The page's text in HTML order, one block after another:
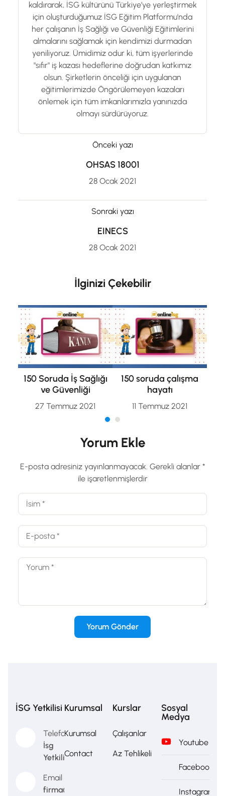
kaldırarak, İSG kültürünü Türkiye’ye yerleştirmek
için oluşturduğumuz İSG Eğitim Platformu'nda
her çalışanın İş Sağlığı ve Güvenliği Eğitimlerini
almalarını sağlamak için kendimizi durmadan
yeniliyoruz. Ümidimiz odur ki, tüm işyerlerinde
"sıfır" iş kazası hedeflerine doğrudan katkımız
olsun. Şirketlerin önceliği için uygulanan
eğitimlerimizde Öngörülemeyen kazaları
önlemek için tüm imkanlarımızla yanınızda
olmayı sürdürüyoruz.
Önceki yazı
OHSAS 18001
28 Ocak 2021
Sonraki yazı
EINECS
28 Ocak 2021
İlginizi Çekebilir
150 Soruda İş Sağlığı
ve Güvenliği
27 Temmuz 2021
150 soruda çalışma
hayatı
11 Temmuz 2021
Yorum Ekle
E-posta adresiniz yayınlanmayacak. Gerekli alanlar *
ile işaretlenmişlerdir
İSG Yetkilisi
Telefon
İsg
Yetkilisi
Email
firma@firma.com
Kurumsal
Kurumsal
Contact
Kurslar
Çalışanlar
Az Tehlikeli
Sosyal
Medya
Youtube
Facebook
Instagram